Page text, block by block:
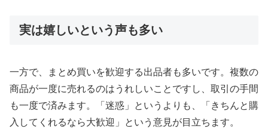
実は嬉しいという声も多い
一方で、まとめ買いを歓迎する出品者も多いです。複数の
商品が一度に売れるのはうれしいことですし、取引の手間
も一度で済みます。「迷惑」というよりも、「きちんと購
入してくれるなら大歓迎」という意見が目立ちます。